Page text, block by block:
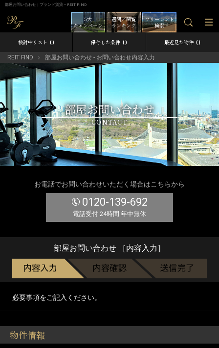
部屋お問い合わせ | ブランド賃貸－REIT FIND
フリーレント
検索
週間／閲覧
ランキング
5大
キャンペーン
検討中リスト 0 保存した条件 0 最近見た物件 0
REIT FIND 部屋お問い合わせ - お問い合わせ内容入力
部屋お問い合わせ
CONTACT
お電話でお問い合わせいただく場合はこちらから
0120-139-692
電話受付 24時間 年中無休
部屋お問い合わせ ［内容入力］
必要事項をご記入ください。
物件情報